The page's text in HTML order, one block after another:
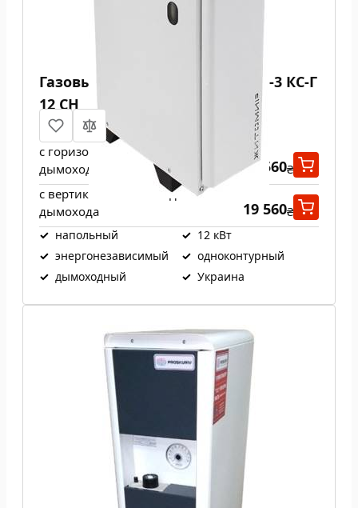
Газовый котел Атем Житомир-3 КС-Г
12 СН
с горизонтальным выходом
дымохода
19 560₴
с вертикальным выходом
дымохода
19 560₴
✓ напольный ✓ 12 кВт
✓ энергонезависимый ✓ одноконтурный
✓ дымоходный ✓ Украина